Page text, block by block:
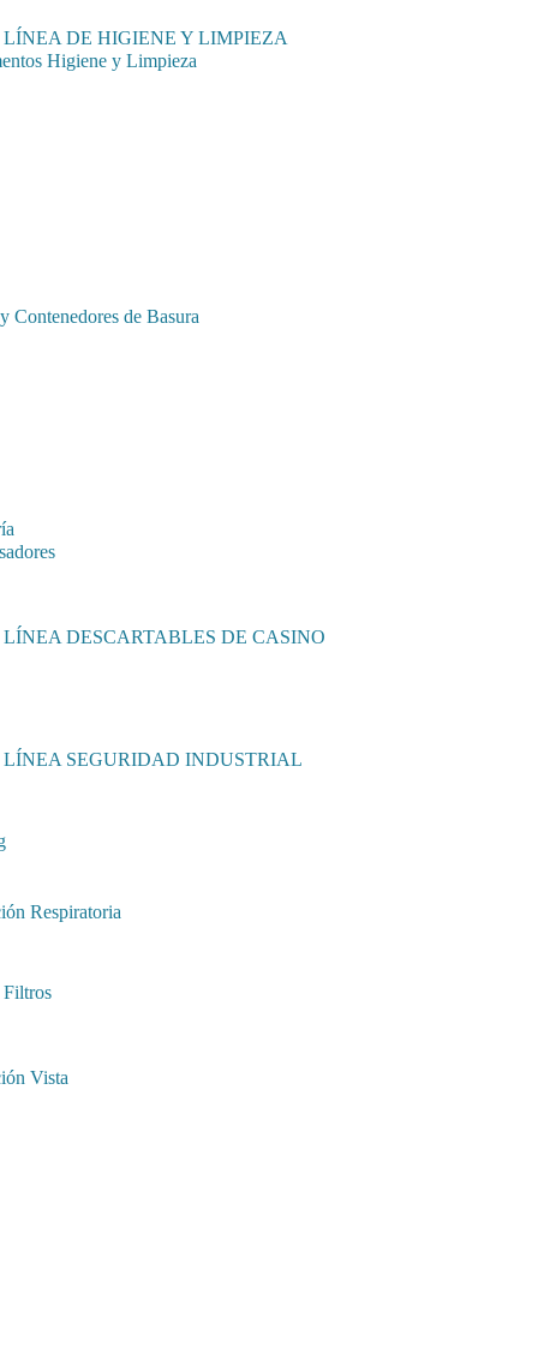
LÍNEA DE HIGIENE Y LIMPIEZA
Higiene y Limpieza
Contenedores de Basura
LÍNEA DESCARTABLES DE CASINO
LÍNEA SEGURIDAD INDUSTRIAL
Respiratoria
Filtros
Vista